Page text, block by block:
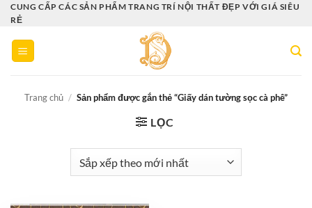
Bỏ
qua
nội
dung
CUNG CẤP CÁC SẢN PHẨM TRANG TRÍ NỘI THẤT ĐẸP VỚI GIÁ SIÊU
RẺ
Trang chủ / Sản phẩm được gắn thẻ “Giấy dán tường sọc cà phê”
LỌC